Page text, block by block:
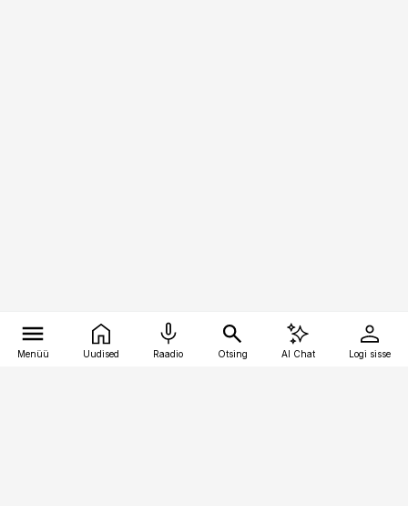
Menüü Uudised Raadio Otsing AI Chat Logi sisse